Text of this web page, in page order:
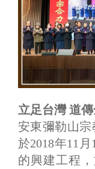
立足台灣 道
安東彌勒山宗
於2018年11
的興建工程